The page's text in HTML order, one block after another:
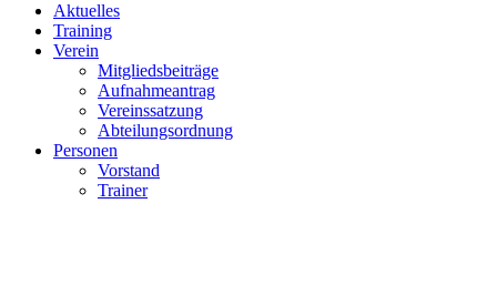
Aktuelles
Training
Verein
Mitgliedsbeiträge
Aufnahmeantrag
Vereinssatzung
Abteilungsordnung
Personen
Vorstand
Trainer